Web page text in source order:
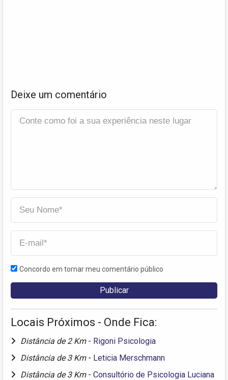
Deixe um comentário
Concordo em tornar meu comentário público
Locais Próximos - Onde Fica:
Distância de 2 Km - Rigoni Psicologia
Distância de 3 Km - Leticia Merschmann
Distância de 3 Km - Consultório de Psicologia Luciana